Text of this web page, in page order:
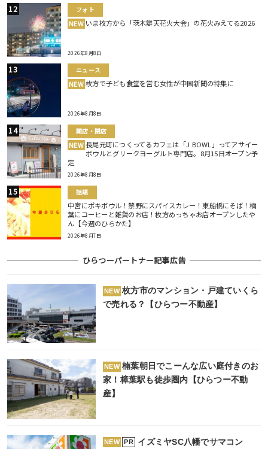
フォト
NEW いま枚方から「茨木辯天花火大会」の花火みえてる2026
2026年8月8日
ニュース
NEW 枚方で子ども食堂を営む女性が中国新聞の特集に
2026年8月8日
開店・閉店
NEW 長尾元町につくってるカフェは「J BOWL」ってアサイー
ボウルとグリークヨーグルト専門店。8月15日オープン予
定
2026年8月8日
話題
中宮にポキボウル！禁野にスパイスカレー！東船橋にそば！楠
葉にコーヒーと雑貨のお店！枚方めっちゃお店オープンしたや
ん【今週のひらかた】
2026年8月7日
ひらつーパートナー記事広告
NEW 枚方市のマンション・戸建ていくら
で売れる？【ひらつー不動産】
NEW 楠葉朝日でこーんな広い庭付きのお
家！樟葉駅も徒歩圏内【ひらつー不動
産】
NEW PR イズミヤSC八幡でサマコン